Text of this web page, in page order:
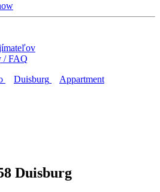
/ FAQ
Duisburg
Appartment
Duisburg